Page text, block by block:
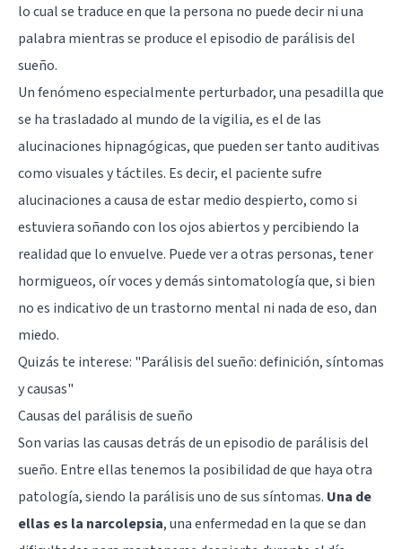
lo cual se traduce en que la persona no puede decir ni una
palabra mientras se produce el episodio de parálisis del
sueño.
Un fenómeno especialmente perturbador, una pesadilla que
se ha trasladado al mundo de la vigilia, es el de las
alucinaciones hipnagógicas, que pueden ser tanto auditivas
como visuales y táctiles. Es decir, el paciente sufre
alucinaciones a causa de estar medio despierto, como si
estuviera soñando con los ojos abiertos y percibiendo la
realidad que lo envuelve. Puede ver a otras personas, tener
hormigueos, oír voces y demás sintomatología que, si bien
no es indicativo de un trastorno mental ni nada de eso, dan
miedo.
Quizás te interese: "Parálisis del sueño: definición, síntomas
y causas"
Causas del parálisis de sueño
Son varias las causas detrás de un episodio de parálisis del
sueño. Entre ellas tenemos la posibilidad de que haya otra
patología, siendo la parálisis uno de sus síntomas. Una de
ellas es la narcolepsia, una enfermedad en la que se dan